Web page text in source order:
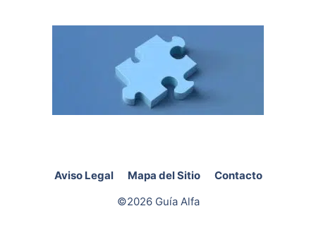
Aviso Legal Mapa del Sitio
Contacto
©2026 Guía Alfa